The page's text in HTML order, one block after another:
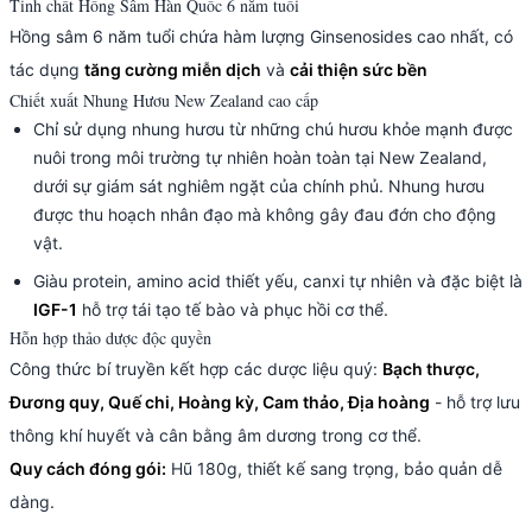
Tinh chất Hồng Sâm Hàn Quốc 6 năm tuổi
Hồng sâm 6 năm tuổi chứa hàm lượng Ginsenosides cao nhất, có
tác dụng tăng cường miễn dịch và cải thiện sức bền
Chiết xuất Nhung Hươu New Zealand cao cấp
Chỉ sử dụng nhung hươu từ những chú hươu khỏe mạnh được
nuôi trong môi trường tự nhiên hoàn toàn tại New Zealand,
dưới sự giám sát nghiêm ngặt của chính phủ. Nhung hươu
được thu hoạch nhân đạo mà không gây đau đớn cho động
vật.
Giàu protein, amino acid thiết yếu, canxi tự nhiên và đặc biệt là
IGF-1 hỗ trợ tái tạo tế bào và phục hồi cơ thể.
Hỗn hợp thảo dược độc quyền
Công thức bí truyền kết hợp các dược liệu quý: Bạch thược,
Đương quy, Quế chi, Hoàng kỳ, Cam thảo, Địa hoàng - hỗ trợ lưu
thông khí huyết và cân bằng âm dương trong cơ thể.
Quy cách đóng gói: Hũ 180g, thiết kế sang trọng, bảo quản dễ
dàng.